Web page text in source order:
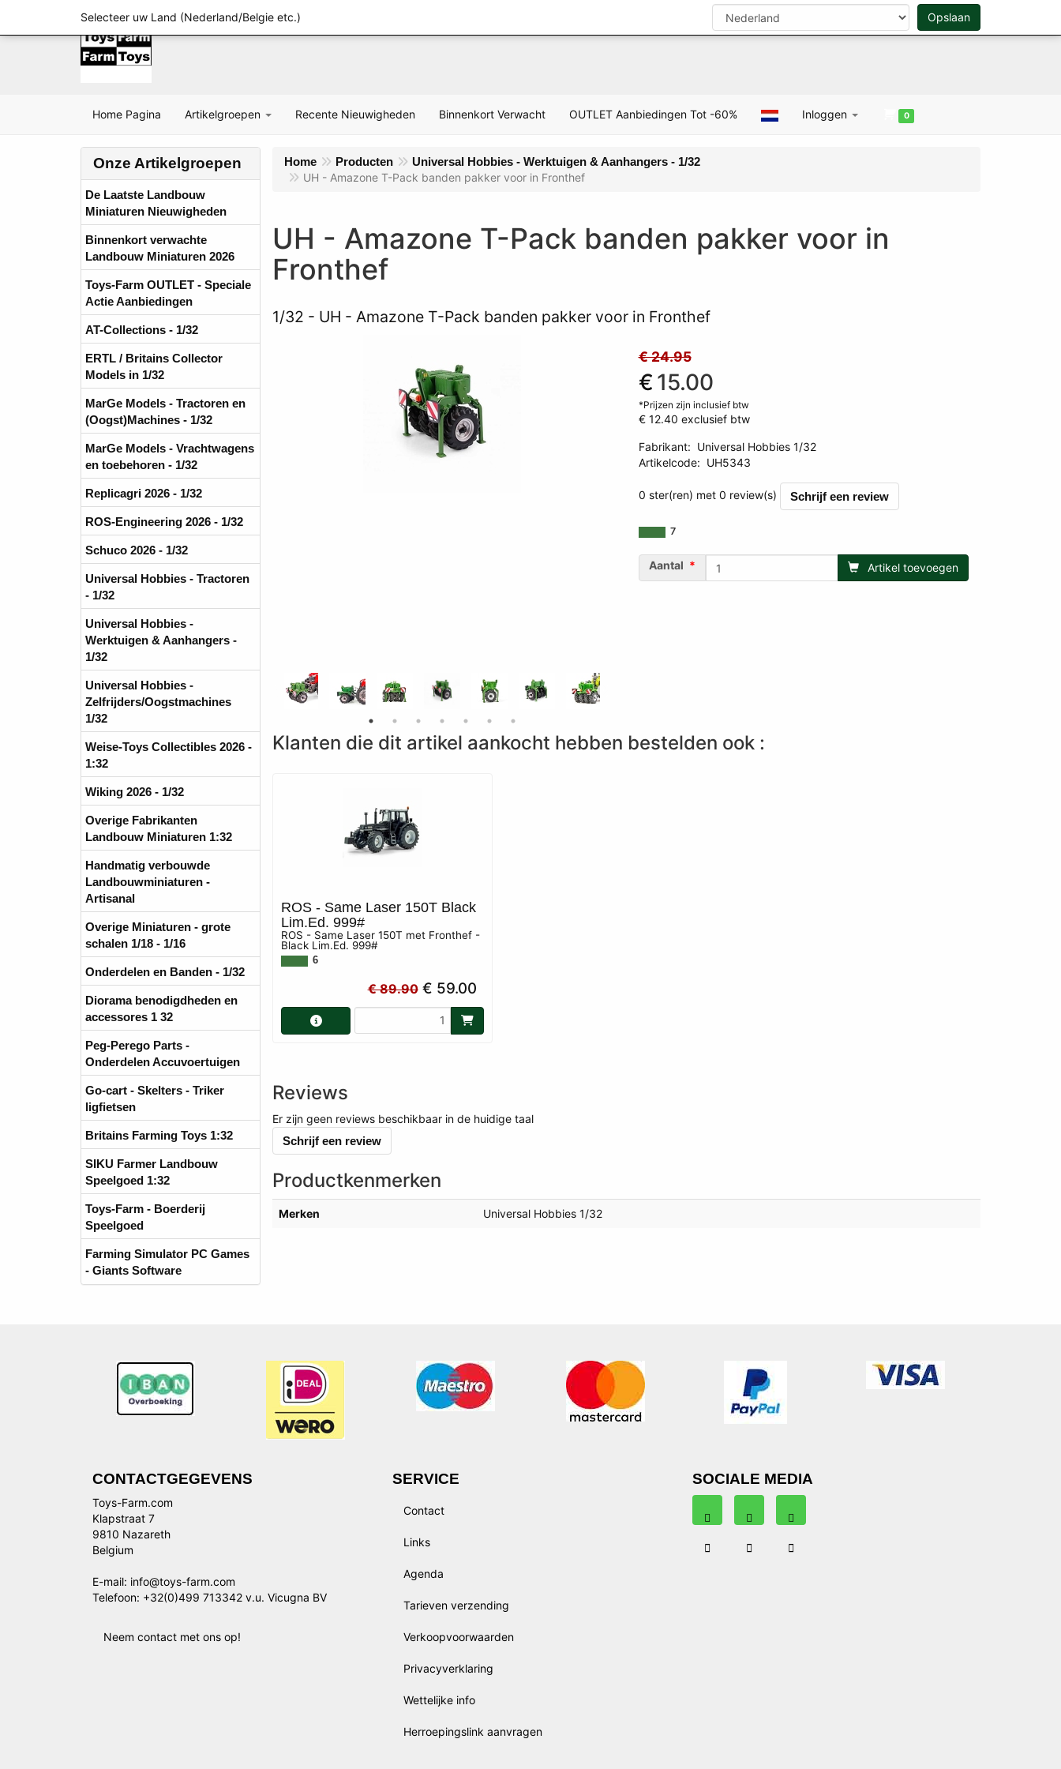
Zoeken
0
Home Pagina Artikelgroepen Recente Nieuwigheden Binnenkort Verwacht OUTLET Aanbiedingen Tot -60% Inloggen 0
Onze Artikelgroepen
De Laatste Landbouw
Miniaturen Nieuwigheden
Binnenkort verwachte
Landbouw Miniaturen 2026
Toys-Farm OUTLET - Speciale
Actie Aanbiedingen
AT-Collections - 1/32
ERTL / Britains Collector
Models in 1/32
MarGe Models - Tractoren en
(Oogst)Machines - 1/32
MarGe Models - Vrachtwagens
en toebehoren - 1/32
Replicagri 2026 - 1/32
ROS-Engineering 2026 - 1/32
Schuco 2026 - 1/32
Universal Hobbies - Tractoren
- 1/32
Universal Hobbies -
Werktuigen & Aanhangers -
1/32
Universal Hobbies -
Zelfrijders/Oogstmachines
1/32
Weise-Toys Collectibles 2026 -
1:32
Wiking 2026 - 1/32
Overige Fabrikanten
Landbouw Miniaturen 1:32
Handmatig verbouwde
Landbouwminiaturen -
Artisanal
Overige Miniaturen - grote
schalen 1/18 - 1/16
Onderdelen en Banden - 1/32
Diorama benodigdheden en
accessores 1 32
Peg-Perego Parts -
Onderdelen Accuvoertuigen
Go-cart - Skelters - Triker
ligfietsen
Britains Farming Toys 1:32
SIKU Farmer Landbouw
Speelgoed 1:32
Toys-Farm - Boerderij
Speelgoed
Farming Simulator PC Games
- Giants Software
Home Producten
Universal Hobbies - Werktuigen & Aanhangers - 1/32
UH - Amazone T-Pack banden pakker voor in Fronthef
UH - Amazone T-Pack banden pakker voor in
Fronthef
1/32 UH - Amazone T-Pack banden pakker voor in Fronthef
€ 24.95
€ 15.00
*Prijzen zijn inclusief btw
€ 12.40 exclusief btw
Fabrikant: Universal Hobbies 1/32
Artikelcode: UH5343
0 ster(ren) met 0 review(s)
Schrijf een review
7
Aantal Artikel toevoegen
Klanten die dit artikel aankocht hebben bestelden ook :
ROS - Same Laser 150T Black
Lim.Ed. 999#
ROS - Same Laser 150T met Fronthef -
Black Lim.Ed. 999#
6
€ 89.90€ 59.00
Reviews
Er zijn geen reviews beschikbaar in de huidige taal
Schrijf een review
Productkenmerken
Merken Universal Hobbies 1/32
CONTACTGEGEVENS
Toys-Farm.com
Klapstraat 7
9810 Nazareth
Belgium
E-mail: info@toys-farm.com
Telefoon: +32(0)499 713342 v.u. Vicugna BV
Neem contact met ons op!
SERVICE
Contact
Links
Agenda
Tarieven verzending
Verkoopvoorwaarden
Privacyverklaring
Wettelijke info
Herroepingslink aanvragen
SOCIALE MEDIA
Selecteer uw Land (Nederland/Belgie etc.) Opslaan